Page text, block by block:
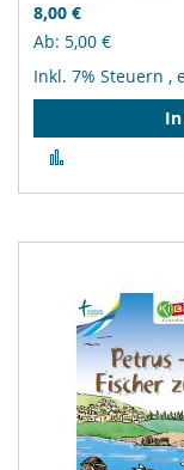
8,00 €
Ab 5,00 €
Inkl. 7% Steuern ,
hinzufügen